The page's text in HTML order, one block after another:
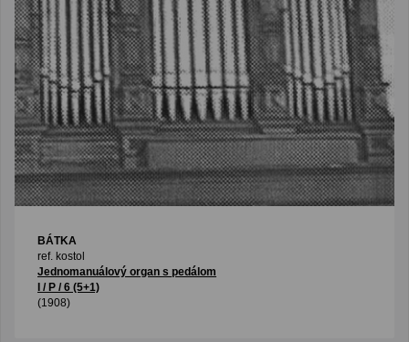
BÁTKA
ref. kostol
Jednomanuálový organ s pedálom
I / P / 6 (5+1)
(1908)